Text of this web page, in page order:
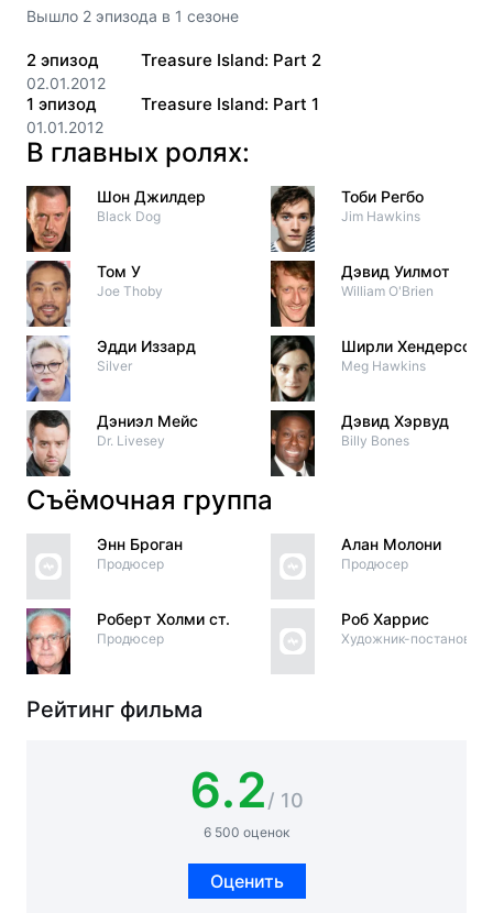
Вышло 2 эпизода в 1 сезоне
2 эпизод
02.01.2012
Treasure Island: Part 2
1 эпизод
01.01.2012
Treasure Island: Part 1
В главных ролях:
Шон Джилдер
Black Dog
Том У
Joe Thoby
Эдди Иззард
Silver
Дэниэл Мейс
Dr. Livesey
Тоби Регбо
Jim Hawkins
Дэвид Уилмот
William O'Brien
Ширли Хендерсон
Meg Hawkins
Дэвид Хэрвуд
Billy Bones
Съёмочная группа
Энн Броган
Продюсер
Роберт Холми ст.
Продюсер
Алан Молони
Продюсер
Роб Харрис
Художник-
Рейтинг фильма
6.2/ 10
6 500 оценок
Оценить